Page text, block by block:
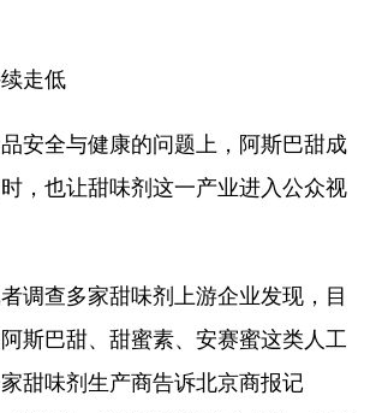
走低
全与健康的问题上，阿斯巴甜成
，也让甜味剂这一产业进入公众视
查多家甜味剂上游企业发现，目
斯巴甜、甜蜜素、安赛蜜这类人工
甜味剂生产商告诉北京商报记